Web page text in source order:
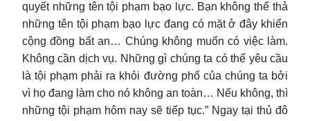
quyết những tên tội phạm bạo lực. Bạn không thể thả
những tên tội phạm bạo lực đang có mặt ở đây khiến
cộng đồng bất an… Chúng không muốn có việc làm.
Không cần dịch vụ. Những gì chúng ta có thể yêu cầu
là tội phạm phải ra khỏi đường phố của chúng ta bởi
vì họ đang làm cho nó không an toàn… Nếu không, thì
những tội phạm hôm nay sẽ tiếp tục.” Ngay tại thủ đô